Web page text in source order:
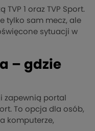
1 oraz TVP Sport.
tylko sam mecz, ale
sytuacji w
– gdzie
zapewnią portal
To opcja dla osób,
komputerze,